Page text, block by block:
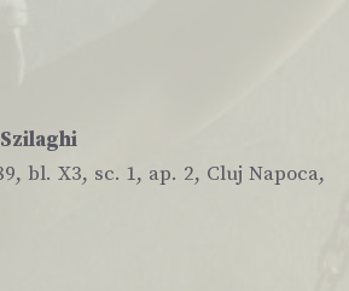
bl. X3, sc. 1, ap. 2, Cluj Napoca,